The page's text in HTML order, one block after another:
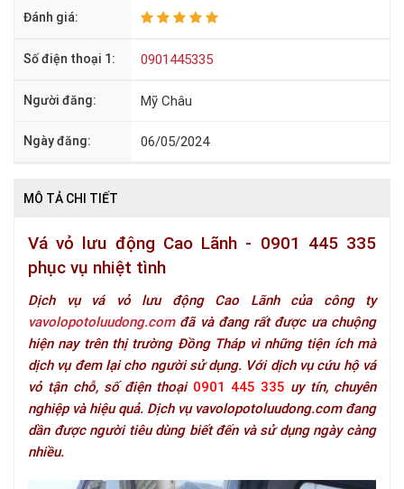
Đánh giá:
Số điện thoại 1: 0901445335
Người đăng: Mỹ Châu
Ngày đăng: 06/05/2024
MÔ TẢ CHI TIẾT
Vá vỏ lưu động Cao Lãnh - 0901 445 335
phục vụ nhiệt tình
Dịch vụ vá vỏ lưu động Cao Lãnh của công ty
vavolopotoluudong.com đã và đang rất được ưa chuộng
hiện nay trên thị trường Đồng Tháp vì những tiện ích mà
dịch vụ đem lại cho người sử dụng. Với dịch vụ cứu hộ vá
vỏ tận chỗ, số điện thoại 0901 445 335 uy tín, chuyên
nghiệp và hiệu quả. Dịch vụ vavolopotoluudong.com đang
dần được người tiêu dùng biết đến và sử dụng ngày càng
nhiều.